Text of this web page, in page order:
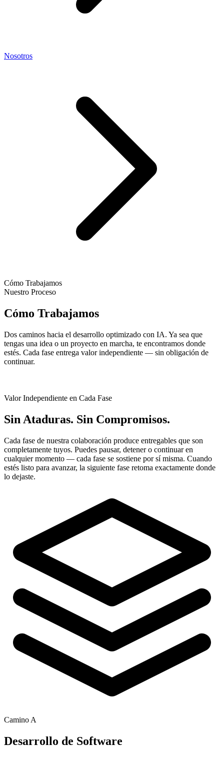
Nosotros
Cómo Trabajamos
Nuestro Proceso
Cómo Trabajamos
Dos caminos hacia el desarrollo optimizado con IA. Ya sea que
tengas una idea o un proyecto en marcha, te encontramos donde
estés. Cada fase entrega valor independiente — sin obligación de
continuar.
Valor Independiente en Cada Fase
Sin Ataduras. Sin Compromisos.
Cada fase de nuestra colaboración produce entregables que son
completamente tuyos. Puedes pausar, detener o continuar en
cualquier momento — cada fase se sostiene por sí misma. Cuando
estés listo para avanzar, la siguiente fase retoma exactamente donde
lo dejaste.
Camino A
Desarrollo de Software